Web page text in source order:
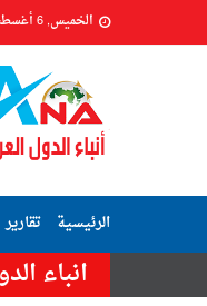
الخميس, 6 أغسطس, 2026
الرئيسية تقارير
انباء
هزة أرضية